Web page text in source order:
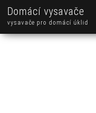
Domácí vysavače
vysavače pro domácí úklid